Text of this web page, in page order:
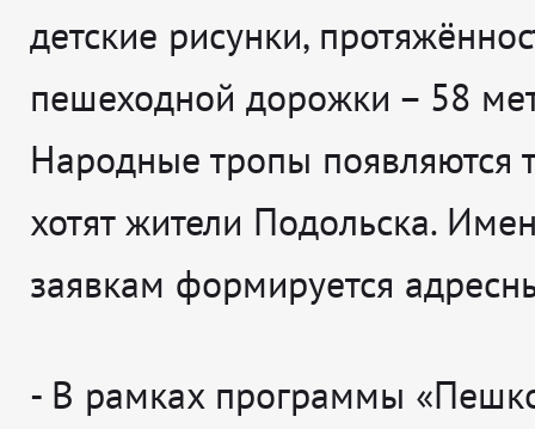
детские рисунки,
пешеходной дорожки – 58
Народные тропы появляются
хотят жители Подольска.
заявкам формируется
- В рамках программы